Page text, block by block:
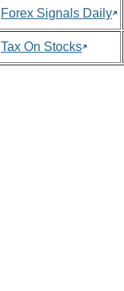
Forex Signals Daily
Tax On Stocks